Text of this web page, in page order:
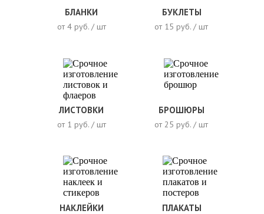
ПЛАКАТЫ
НАКЛЕЙКИ
от 25 руб. / шт
БРОШЮРЫ
от 1 руб. / шт
ЛИСТОВКИ
от 15 руб. / шт
БУКЛЕТЫ
от 4 руб. / шт
БЛАНКИ